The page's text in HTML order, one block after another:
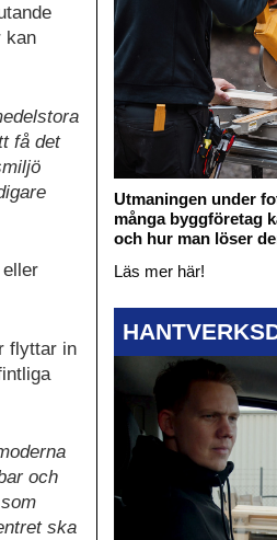
kan
få det
flyttar in
och
ska
Utmaningen under
många byggföretag
och hur man löser
Läs mer här!